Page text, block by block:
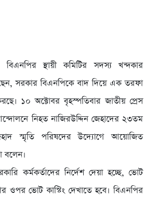
বিএনপির স্থায়ী কমিটির সদস্য খন্দকার
সরকার বিএনপিকে বাদ দিয়ে এক তরফা
১০ অক্টোবর বৃহস্পতিবার জাতীয় প্রেস
নিহত নাজিরউদ্দিন জেহাদের ২৩তম
স্মৃতি পরিষদের উদ্যোগে আয়োজিত
কর্মকর্তাদের নির্দেশ দেয়া হচ্ছে, ভোট
ওপর ভোট কাস্টিং দেখাতে হবে। বিএনপির